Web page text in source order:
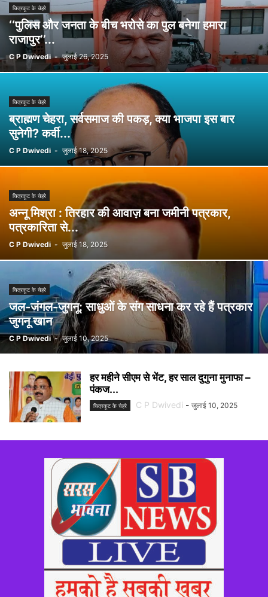
चित्रकूट के चेहरे
‘‘पुलिस और जनता के बीच भरोसे का पुल बनेगा हमारा
राजापुर’’...
C P Dwivedi - जुलाई 26, 2025
चित्रकूट के चेहरे
ब्राह्मण चेहरा, सर्वसमाज की पकड़, क्या भाजपा इस बार
सुनेगी? कर्वी...
C P Dwivedi - जुलाई 18, 2025
चित्रकूट के चेहरे
अन्नू मिश्रा : तिरहार की आवाज़ बना जमीनी पत्रकार,
पत्रकारिता से...
C P Dwivedi - जुलाई 18, 2025
चित्रकूट के चेहरे
जल-जंगल-जुगनू: साधुओं के संग साधना कर रहे हैं पत्रकार
जुगनू खान
C P Dwivedi - जुलाई 10, 2025
हर महीने सीएम से भेंट, हर साल दुगुना मुनाफा –
पंकज...
चित्रकूट के चेहरे C P Dwivedi - जुलाई 10, 2025